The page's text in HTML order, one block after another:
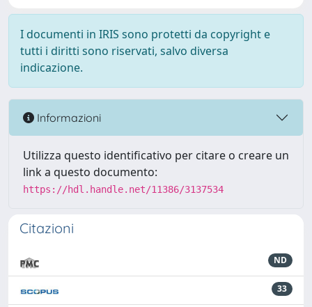
I documenti in IRIS sono protetti da copyright e
tutti i diritti sono riservati, salvo diversa
indicazione.
Informazioni
Utilizza questo identificativo per citare o creare un
link a questo documento:
https://hdl.handle.net/11386/3137534
Citazioni
ND
33